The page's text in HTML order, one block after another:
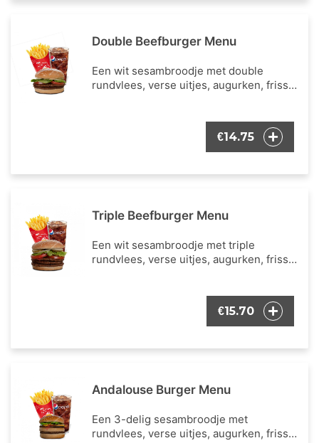
Double Beefburger Menu
Een wit sesambroodje met double
rundvlees, verse uitjes, augurken, frisse
portie Franse frietjes en een frisdrank
€14.75
Triple Beefburger Menu
Een wit sesambroodje met triple
rundvlees, verse uitjes, augurken, frisse
portie Franse frietjes en een frisdrank
€15.70
Andalouse Burger Menu
Een 3-delig sesambroodje met
rundvlees, verse uitjes, augurken, frisse